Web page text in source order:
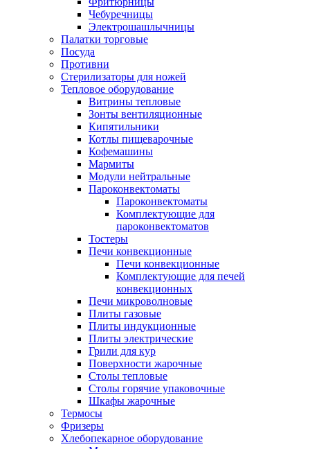
Чебуречницы
Электрошашлычницы
Палатки торговые
Посуда
Противни
Стерилизаторы для ножей
Тепловое оборудование
Витрины тепловые
Зонты вентиляционные
Кипятильники
Котлы пищеварочные
Кофемашины
Мармиты
Модули нейтральные
Пароконвектоматы
Пароконвектоматы
Комплектующие для
пароконвектоматов
Тостеры
Печи конвекционные
Печи конвекционные
Комплектующие для печей
конвекционных
Печи микроволновые
Плиты газовые
Плиты индукционные
Плиты электрические
Грили для кур
Поверхности жарочные
Столы тепловые
Столы горячие упаковочные
Шкафы жарочные
Термосы
Фризеры
Хлебопекарное оборудование